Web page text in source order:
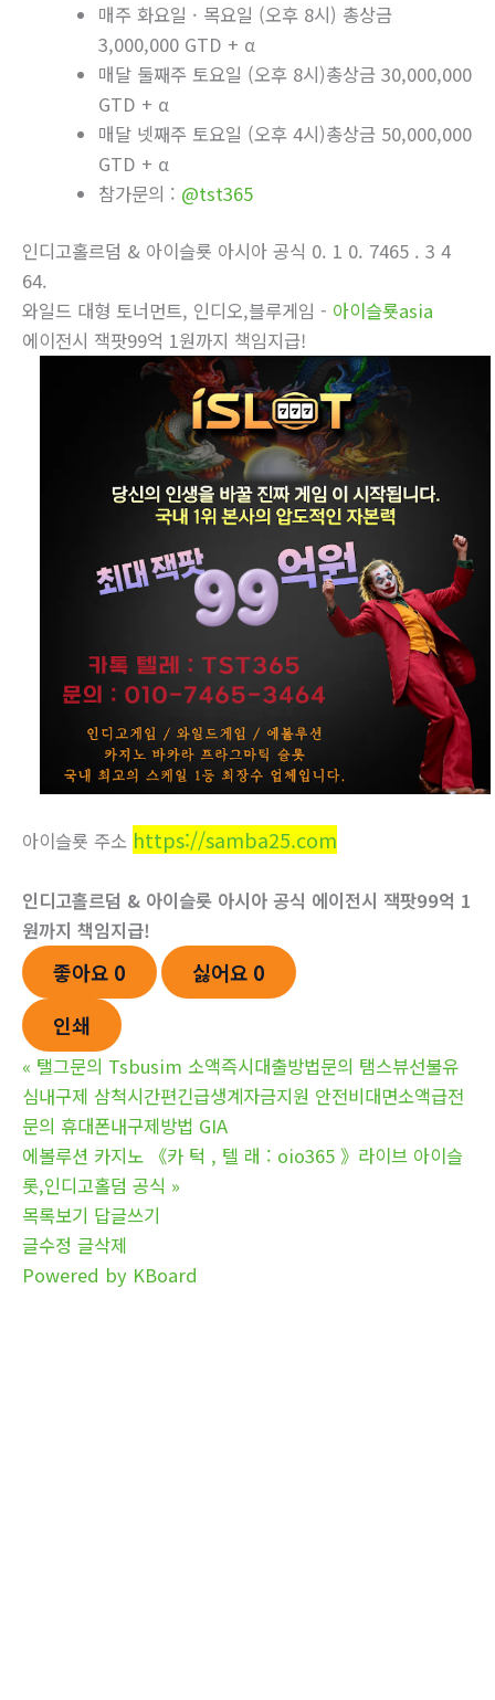
매주 화요일 · 목요일 (오후 8시) 총상금
3,000,000 GTD + α
매달 둘째주 토요일 (오후 8시)총상금 30,000,000
GTD + α
매달 넷째주 토요일 (오후 4시)총상금 50,000,000
GTD + α
참가문의 : @tst365
인디­고홀르덤 & 아이슬룟 아시아 공식 0. 1 0. 7465 . 3 4
64.
와일드 대형 토너먼트, 인디오,블루게­임 - 아이슬룟asia
에이전시 잭­팟99억 1원까지 책임지급!
아이슬룟 주소 https://samba25.com
인디­고홀르덤 & 아이슬룟 아시아 공식 에이전시 잭­팟99억 1
원까지 책임지급!
좋아요 0 싫어요 0
인쇄
« 탤그문의 Tsbusim 소액즉시대출방법문의 탬스뷰선불유
심내구제 삼척시간편긴급생계자금지원 안전비대면소액급전
문의 휴대폰내구제방법 GIA
에볼루션 카­지노 《카 턱 , 텔 래 : oio365 》라이브 아이슬
롯,인디고홀덤 공식 »
목록보기 답글쓰기
글수정 글삭제
Powered by KBoard